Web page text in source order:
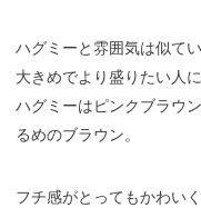
ハグミーと雰囲気は似て
大きめでより盛りたい人
ハグミーはピンクブラウ
るめのブラウン。
フチ感がとってもかわい